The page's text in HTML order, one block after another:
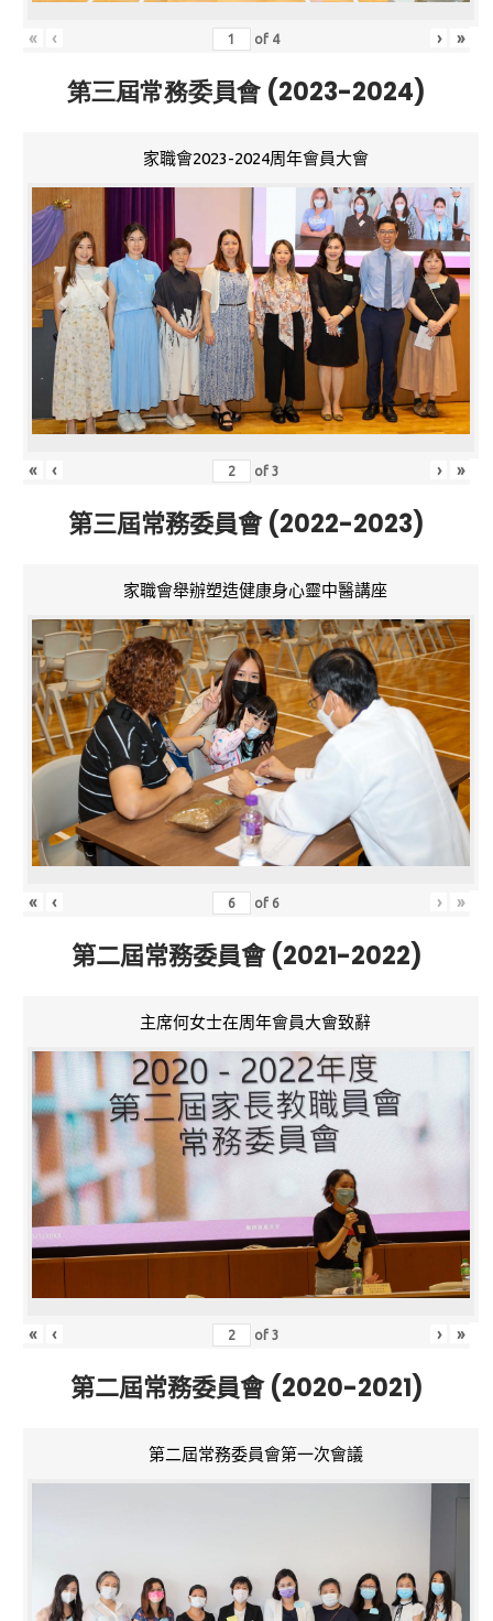
« ‹ of 4 › »
第三屆常務委員會 (2023-2024)
家職會2023-2024周年會員大會
« ‹ of3 › »
第三屆常務委員會 (2022-2023)
家職會舉辦塑造健康身心靈中醫講座
« ‹ of 6 › »
第二屆常務委員會 (2021-2022)
主席何女士在周年會員大會致辭
« ‹ of3 › »
第二屆常務委員會 (2020-2021)
第二屆常務委員會第一次會議